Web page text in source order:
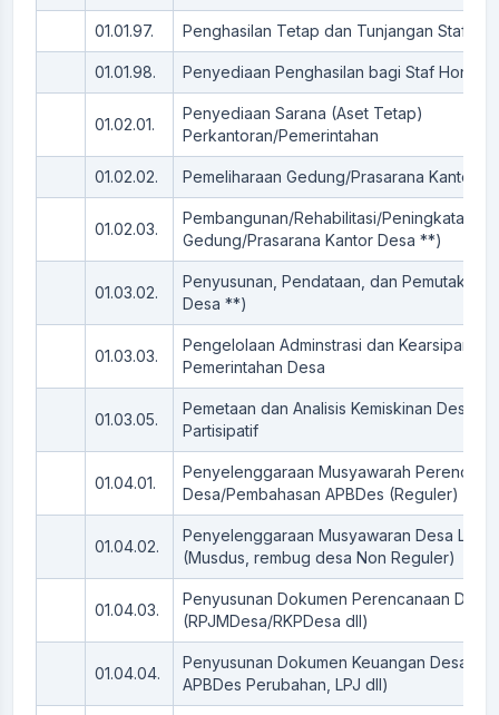
01.01.97. Penghasilan Tetap dan Tunjangan Staf
01.01.98. Penyediaan Penghasilan bagi Staf Honorer
01.02.01.
Penyediaan Sarana (Aset Tetap)
Perkantoran/Pemerintahan
01.02.02. Pemeliharaan Gedung/Prasarana Kantor
01.02.03.
Pembangunan/Rehabilitasi/Peningkatan
Gedung/Prasarana Kantor Desa **)
01.03.02.
Penyusunan, Pendataan, dan
Desa **)
01.03.03.
Pengelolaan Adminstrasi dan Kearsipan
Pemerintahan Desa
01.03.05.
Pemetaan dan Analisis Kemiskinan Desa
Partisipatif
01.04.01.
Penyelenggaraan Musyawarah
Desa/Pembahasan APBDes (Reguler)
01.04.02.
Penyelenggaraan Musyawaran Desa
(Musdus, rembug desa Non Reguler)
01.04.03.
Penyusunan Dokumen Perencanaan Desa
(RPJMDesa/RKPDesa dll)
01.04.04.
Penyusunan Dokumen Keuangan Desa
APBDes Perubahan, LPJ dll)